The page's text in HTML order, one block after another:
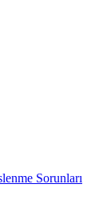
Sorunları